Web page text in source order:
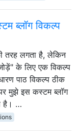
ब्लॉग विकल्प
तरह लगता है, लेकिन
के लिए एक विकल्प
पाठ विकल्प ठीक
मुझे इस कस्टम ब्लॉग
है। …